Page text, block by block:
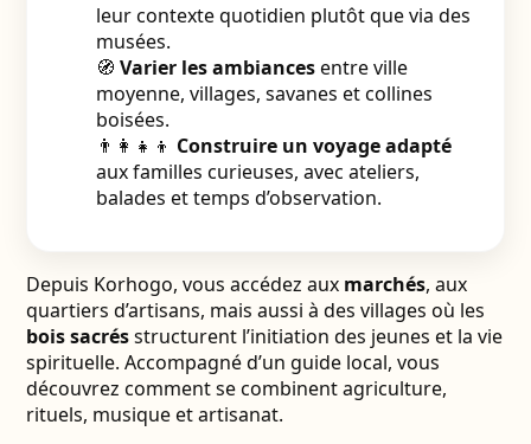
leur contexte quotidien plutôt que via des
musées.
🧭 Varier les ambiancesentre ville
moyenne, villages, savanes et collines
boisées.
👨‍👩‍👧‍👦 Construire un voyage adapté
aux familles curieuses, avec ateliers,
balades et temps d’observation.
Depuis Korhogo, vous accédez aux marchés, aux
quartiers d’artisans, mais aussi à des villages où les
bois sacrésstructurent l’initiation des jeunes et la vie
spirituelle. Accompagné d’un guide local, vous
découvrez comment se combinent agriculture,
rituels, musique et artisanat.